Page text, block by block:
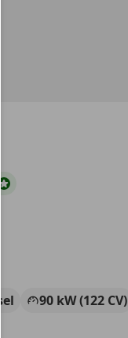
90 kW (122 CV)